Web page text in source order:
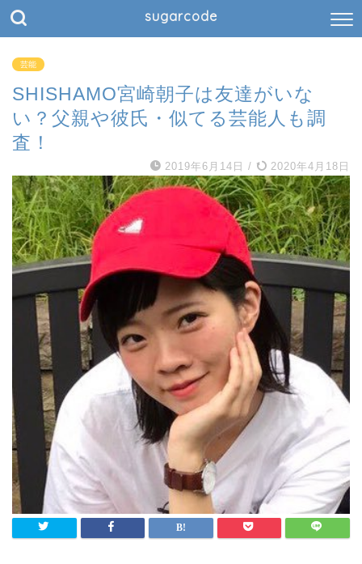
sugarcode
芸能
SHISHAMO宮崎朝子は友達がいな
い？父親や彼氏・似てる芸能人も調
査！
2019年6月14日 / 2020年4月18日